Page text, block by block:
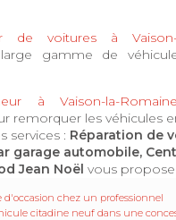
de voitures à Vaison-
gamme de
à Vaison-la-Romaine
remorquer les véhicules
services : Réparation de
garage automobile,
Jean Noël vous propose
chez un professionnel
citadine neuf dans une